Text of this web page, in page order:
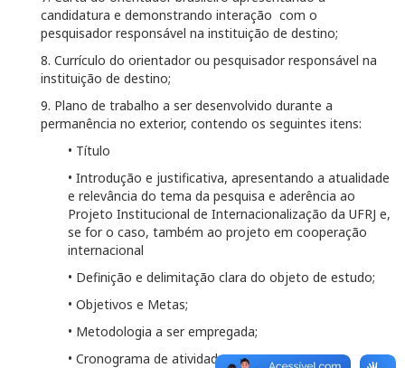
candidatura e demonstrando interação com o
pesquisador responsável na instituição de destino;
8. Currículo do orientador ou pesquisador responsável na
instituição de destino;
9. Plano de trabalho a ser desenvolvido durante a
permanência no exterior, contendo os seguintes itens:
• Título
• Introdução e justificativa, apresentando a atualidade
e relevância do tema da pesquisa e aderência ao
Projeto Institucional de Internacionalização da UFRJ e,
se for o caso, também ao projeto em cooperação
internacional
• Definição e delimitação clara do objeto de estudo;
• Objetivos e Metas;
• Metodologia a ser empregada;
• Cronograma de atividades;